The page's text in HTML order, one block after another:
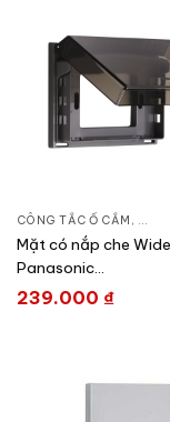
CÔNG TẮC Ổ CẮM ,
Mặt có nắp che
Panasonic
WEG8981/
239.000 ₫